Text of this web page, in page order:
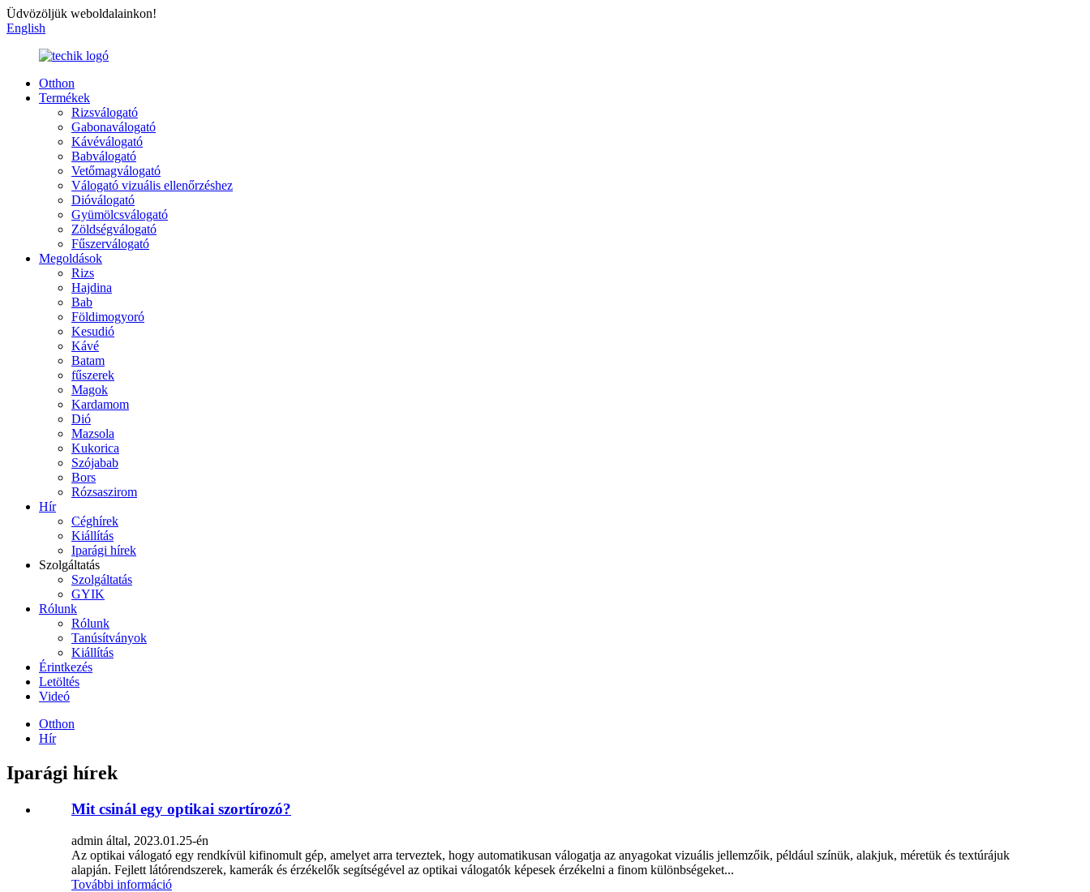
Üdvözöljük weboldalainkon!
English
Otthon
Termékek
Rizsválogató
Gabonaválogató
Kávéválogató
Babválogató
Vetőmagválogató
Válogató vizuális ellenőrzéshez
Dióválogató
Gyümölcsválogató
Zöldségválogató
Fűszerválogató
Megoldások
Rizs
Hajdina
Bab
Földimogyoró
Kesudió
Kávé
Batam
fűszerek
Magok
Kardamom
Dió
Mazsola
Kukorica
Szójabab
Bors
Rózsaszirom
Hír
Céghírek
Kiállítás
Iparági hírek
Szolgáltatás
Szolgáltatás
GYIK
Rólunk
Rólunk
Tanúsítványok
Kiállítás
Érintkezés
Letöltés
Videó
Otthon
Hír
Iparági hírek
Mit csinál egy optikai szortírozó?
admin által, 2023.01.25-én
Az optikai válogató egy rendkívül kifinomult gép, amelyet arra terveztek, hogy automatikusan válogatja az anyagokat vizuális jellemzőik, például színük, alakjuk, méretük és textúrájuk
alapján. Fejlett látórendszerek, kamerák és érzékelők segítségével az optikai válogatók képesek érzékelni a finom különbségeket...
További információ